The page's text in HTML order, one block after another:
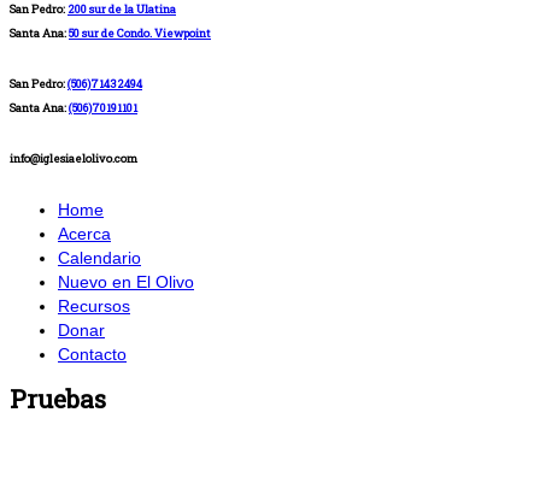
San Pedro: 200 sur de la Ulatina
Santa Ana:50 sur de Condo. Viewpoint
San Pedro:(506)71432494
Santa Ana:(506)70191101
info@iglesiaelolivo.com
Home
Acerca
Calendario
Nuevo en El Olivo
Recursos
Donar
Contacto
Pruebas